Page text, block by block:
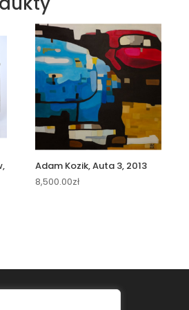
Adam Kozik, Auta 3, 2013
8,500.00zł